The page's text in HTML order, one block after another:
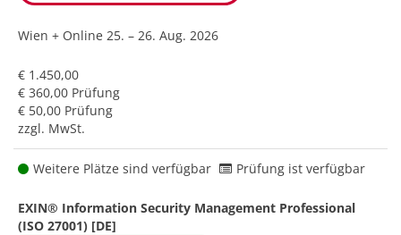
Wien + Online 25. – 26. Aug. 2026
€ 1.450,00
€ 360,00 Prüfung
€ 50,00 Prüfung
zzgl. MwSt.
Weitere Plätze sind verfügbar Prüfung ist verfügbar
EXIN® Information Security Management Professional
(ISO 27001) [DE]